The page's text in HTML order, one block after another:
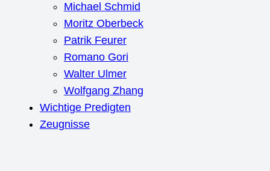
Michael Schmid
Moritz Oberbeck
Patrik Feurer
Romano Gori
Walter Ulmer
Wolfgang Zhang
Wichtige Predigten
Zeugnisse